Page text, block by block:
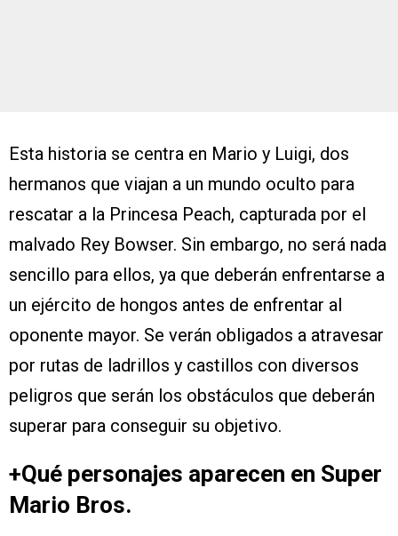
Esta historia se centra en Mario y Luigi, dos
hermanos que viajan a un mundo oculto para
rescatar a la Princesa Peach, capturada por el
malvado Rey Bowser. Sin embargo, no será nada
sencillo para ellos, ya que deberán enfrentarse a
un ejército de hongos antes de enfrentar al
oponente mayor. Se verán obligados a atravesar
por rutas de ladrillos y castillos con diversos
peligros que serán los obstáculos que deberán
superar para conseguir su objetivo.
+Qué personajes aparecen en Super
Mario Bros.